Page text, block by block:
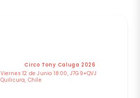
Circo Tony Caluga 2026
Viernes 12 de Junio 18:00, J7G9+QVJ
Quilicura, Chile